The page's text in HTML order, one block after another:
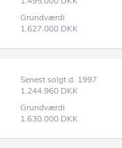
Grundværdi
1.627.000 DKK
Senest solgt d. 1997
1.244.960 DKK
Grundværdi
1.630.000 DKK